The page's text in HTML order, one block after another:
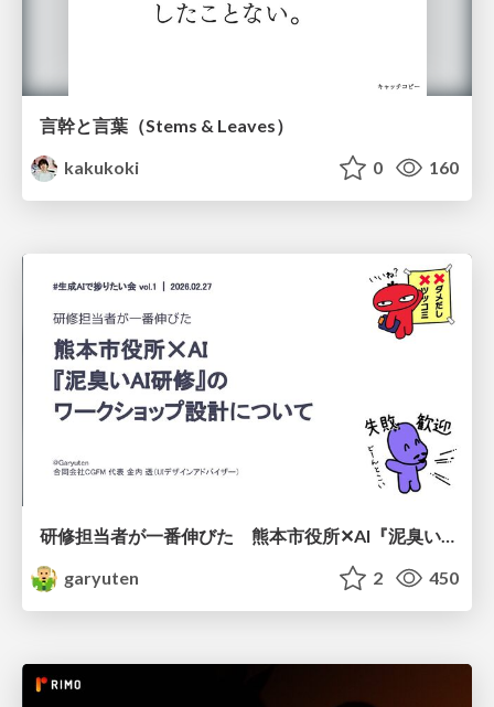
言幹と言葉（Stems & Leaves）
kakukoki
0 160
研修担当者が一番伸びた 熊本市役所✕AI『泥臭いAI研修』のワークショップ設計について
garyuten
2 450